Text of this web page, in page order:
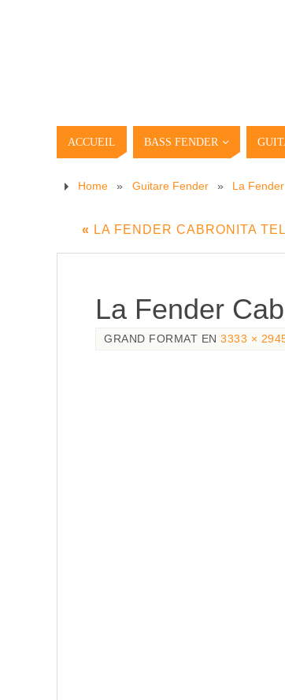
ACCUEIL BASS FENDER
Home » Guitare Fender » La
« LA FENDER CABRONITA
La Fender
GRAND FORMAT EN 3333 ×